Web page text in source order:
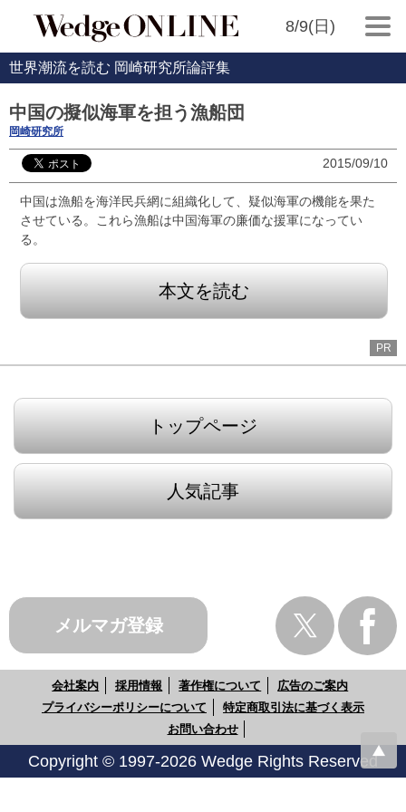
8/9(日)
世界潮流を読む 岡崎研究所論評集
中国の擬似海軍を担う漁船団
岡崎研究所
2015/09/10
中国は漁船を海洋民兵網に組織化して、疑似海軍の機能を果た
させている。これら漁船は中国海軍の廉価な援軍になってい
る。
本文を読む
PR
トップページ
人気記事
メルマガ登録
会社案内 採用情報 著作権について
広告のご案内
プライバシーポリシーについて
特定商取引法に基づく表示
お問い合わせ
Copyright © 1997-2026 Wedge Rights Reserved